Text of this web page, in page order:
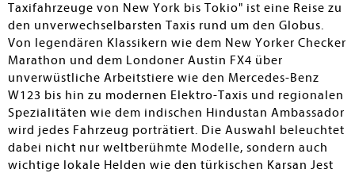
Taxifahrzeuge von New York bis Tokio" ist eine Reise zu
den unverwechselbarsten Taxis rund um den Globus.
Von legendären Klassikern wie dem New Yorker Checker
Marathon und dem Londoner Austin FX4 über
unverwüstliche Arbeitstiere wie den Mercedes-Benz
W123 bis hin zu modernen Elektro-Taxis und regionalen
Spezialitäten wie dem indischen Hindustan Ambassador
wird jedes Fahrzeug porträtiert. Die Auswahl beleuchtet
dabei nicht nur weltberühmte Modelle, sondern auch
wichtige lokale Helden wie den türkischen Karsan Jest